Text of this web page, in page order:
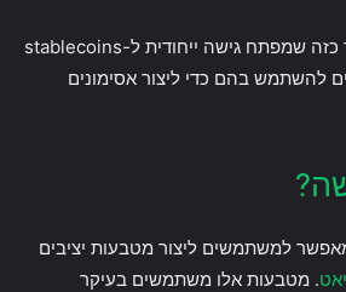
Terra הוא פרויקט אחד כזה שמפתח גישה ייחודית ל-stablecoins
להשתמש בהם כדי ליצור אסימונים
למשתמשים ליצור מטבעות יציבים
. מטבעות אלו משתמשים בעיקר